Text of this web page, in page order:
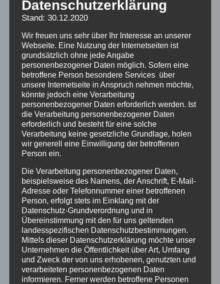
man viele Jahrzehnte lang des Lobes voll,
kritische Worte, wie etwa Eltern-
oderErzieherbeschwerden oder
auchkinderärztliche Kritikwurden fünf
Jahrzehnte von Heimbetreibern und Behörden
nur wenig beachtet, sie wurden bagatellisiert
und sogar bekämpft (Röhl, A. in
Sozialgeschichte offline, 2022, Heft 31/2022,
S.61-100:Kindererholungsheime als
Forschungsgegenstand. Erwachsene
Zeitzeugenschaft am Beispiel eines
Beschwerdebriefes im Adolfinenheim auf
Borkum, auchonlineverfügbar)
Nun, wo sich das erste Mal, nach 50 Jahren,
die Betroffenen selbst zu Wort melden,
brechen oftmals lange, nur im Privaten
geäußerte Erinnerungen an Beschimpfungen,
Schmerzen, Scham, Angst und Gewalt auf. Die
Menschen beschreiben dabei detaillierte
Szenen in Ess- und Schlafräumen und wissen
Datenschutzerklärung
Stand: 30.12.2020
Wir freuen uns sehr über Ihr Interesse an unserer
Webseite. Eine Nutzung der Internetseiten ist
grundsätzlich ohne jede Angabe
personenbezogener Daten möglich. Sofern eine
betroffene Person besondere Services über
unsere Internetseite in Anspruch nehmen möchte,
könnte jedoch eine Verarbeitung
personenbezogener Daten erforderlich werden. Ist
die Verarbeitung personenbezogener Daten
erforderlich und besteht für eine solche
Verarbeitung keine gesetzliche Grundlage, holen
wir generell eine Einwilligung der betroffenen
Person ein.
Die Verarbeitung personenbezogener Daten,
beispielsweise des Namens, der Anschrift, E-Mail-
Adresse oder Telefonnummer einer betroffenen
Person, erfolgt stets im Einklang mit der
Datenschutz-Grundverordnung und in
Übereinstimmung mit den für uns geltenden
landesspezifischen Datenschutzbestimmungen.
Mittels dieser Datenschutzerklärung möchte unser
Unternehmen die Öffentlichkeit über Art, Umfang
und Zweck der von uns erhobenen, genutzten und
verarbeiteten personenbezogenen Daten
informieren. Ferner werden betroffene Personen